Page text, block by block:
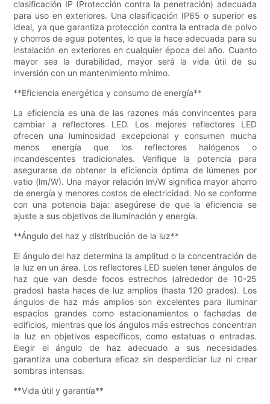
clasificación IP (Protección contra la penetración) adecuada
para uso en exteriores. Una clasificación IP65 o superior es
ideal, ya que garantiza protección contra la entrada de polvo
y chorros de agua potentes, lo que la hace adecuada para su
instalación en exteriores en cualquier época del año. Cuanto
mayor sea la durabilidad, mayor será la vida útil de su
inversión con un mantenimiento mínimo.
**Eficiencia energética y consumo de energía**
La eficiencia es una de las razones más convincentes para
cambiar a reflectores LED. Los mejores reflectores LED
ofrecen una luminosidad excepcional y consumen mucha
menos energía que los reflectores halógenos o
incandescentes tradicionales. Verifique la potencia para
asegurarse de obtener la eficiencia óptima de lúmenes por
vatio (lm/W). Una mayor relación lm/W significa mayor ahorro
de energía y menores costos de electricidad. No se conforme
con una potencia baja: asegúrese de que la eficiencia se
ajuste a sus objetivos de iluminación y energía.
**Ángulo del haz y distribución de la luz**
El ángulo del haz determina la amplitud o la concentración de
la luz en un área. Los reflectores LED suelen tener ángulos de
haz que van desde focos estrechos (alrededor de 10-25
grados) hasta haces de luz amplios (hasta 120 grados). Los
ángulos de haz más amplios son excelentes para iluminar
espacios grandes como estacionamientos o fachadas de
edificios, mientras que los ángulos más estrechos concentran
la luz en objetivos específicos, como estatuas o entradas.
Elegir el ángulo de haz adecuado a sus necesidades
garantiza una cobertura eficaz sin desperdiciar luz ni crear
sombras intensas.
**Vida útil y garantía**